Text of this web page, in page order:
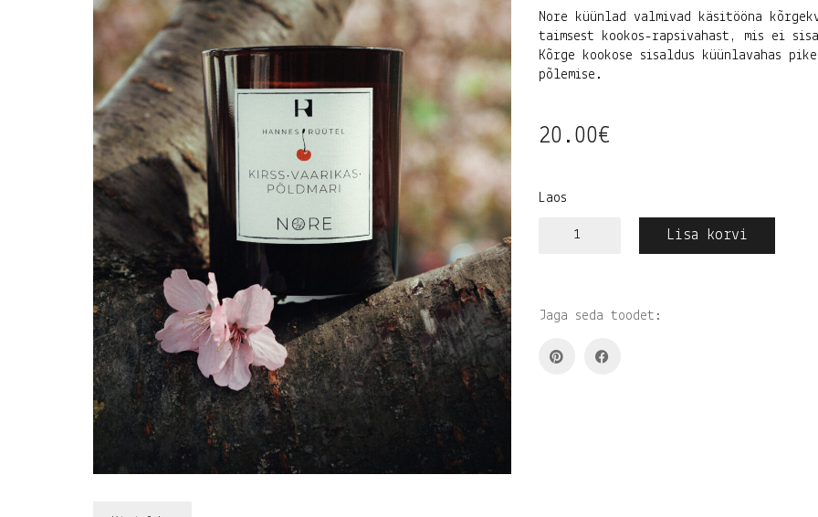
Nore küünlad valmivad käsitööna
taimsest kookos-rapsivahast, mis ei
Kõrge kookose sisaldus küünlavahas
põlemise.
20.00€
Laos
RÜÜTEL
kogus
Lisa korvi
Jaga seda toodet: